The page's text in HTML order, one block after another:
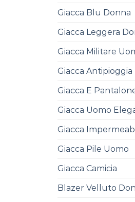
Giacca Blu Donna
Giacca Leggera
Giacca Militare
Giacca Antipioggia
Giacca E
Giacca Uomo
Giacca
Giacca Pile Uomo
Giacca Camicia
Blazer Velluto